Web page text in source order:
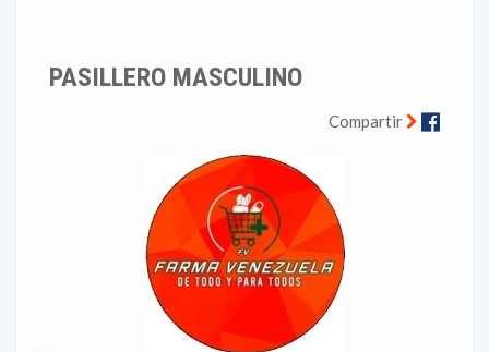
PASILLERO MASCULINO
Compartir